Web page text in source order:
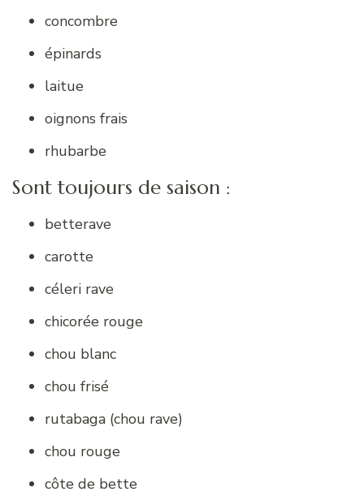
concombre
épinards
laitue
oignons frais
rhubarbe
Sont toujours de saison :
betterave
carotte
céleri rave
chicorée rouge
chou blanc
chou frisé
rutabaga (chou rave)
chou rouge
côte de bette